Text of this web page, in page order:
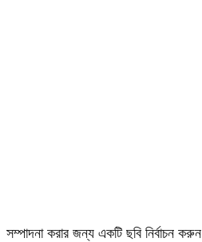
সম্পাদনা করার জন্য একটি ছবি নির্বাচন করুন